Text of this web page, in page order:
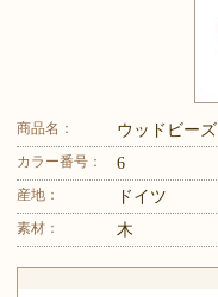
商品名： ウッドビーズ
カラー番号： 6
産地： ドイツ
素材： 木